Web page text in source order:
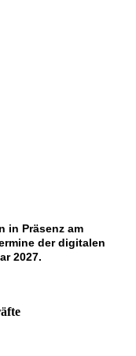
in Präsenz am
der digitalen
2027.